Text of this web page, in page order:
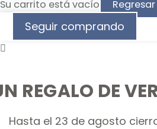
Su carrito está vacío
Seguir comprando
REGALO DE
Hasta el 23 de agosto